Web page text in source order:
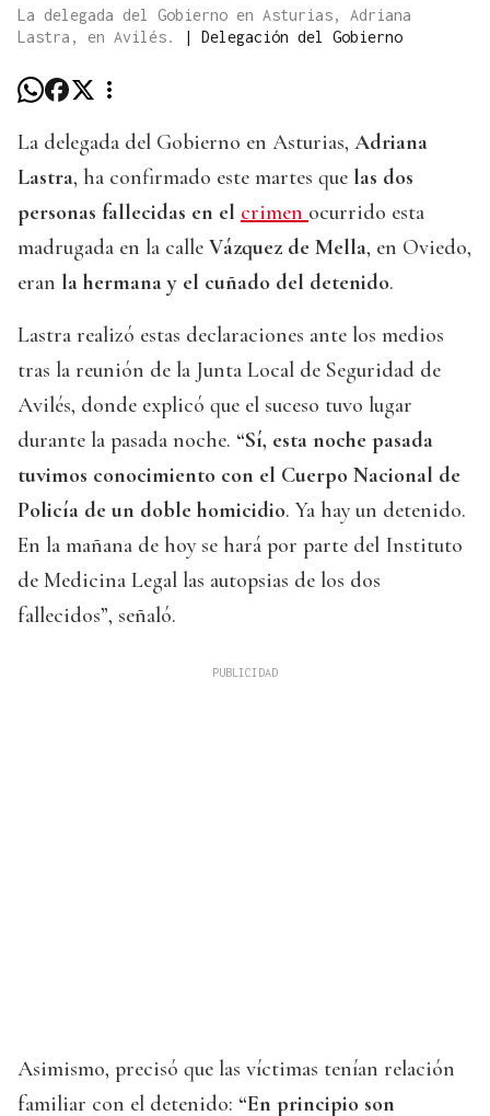
La delegada del Gobierno en Asturias, Adriana
Lastra, en Avilés.
| Delegación del Gobierno
La delegada del Gobierno en Asturias, Adriana
Lastra, ha confirmado este martes que las dos
personas fallecidas en el crimen ocurrido esta
madrugada en la calle Vázquez de Mella, en Oviedo,
eran la hermana y el cuñado del detenido.
Lastra realizó estas declaraciones ante los medios
tras la reunión de la Junta Local de Seguridad de
Avilés, donde explicó que el suceso tuvo lugar
durante la pasada noche. “Sí, esta noche pasada
tuvimos conocimiento con el Cuerpo Nacional de
Policía de un doble homicidio. Ya hay un detenido.
En la mañana de hoy se hará por parte del Instituto
de Medicina Legal las autopsias de los dos
fallecidos”, señaló.
Asimismo, precisó que las víctimas tenían relación
familiar con el detenido: “En principio son